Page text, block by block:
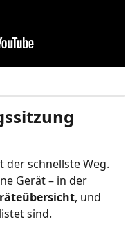
der schnellste Weg.
Gerät – in der
, und
sind.